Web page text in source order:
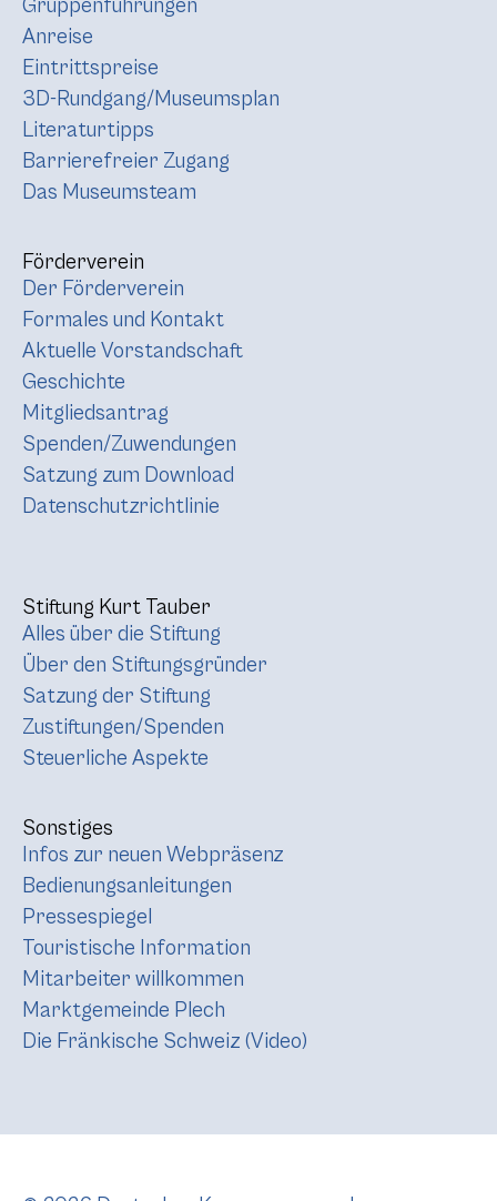
Gruppenführungen
Anreise
Eintrittspreise
3D-Rundgang/Museumsplan
Literaturtipps
Barrierefreier Zugang
Das Museumsteam
Förderverein
Der Förderverein
Formales und Kontakt
Aktuelle Vorstandschaft
Geschichte
Mitgliedsantrag
Spenden/Zuwendungen
Satzung zum Download
Datenschutzrichtlinie
Stiftung Kurt Tauber
Alles über die Stiftung
Über den Stiftungsgründer
Satzung der Stiftung
Zustiftungen/Spenden
Steuerliche Aspekte
Sonstiges
Infos zur neuen Webpräsenz
Bedienungsanleitungen
Pressespiegel
Touristische Information
Mitarbeiter willkommen
Marktgemeinde Plech
Die Fränkische Schweiz (Video)